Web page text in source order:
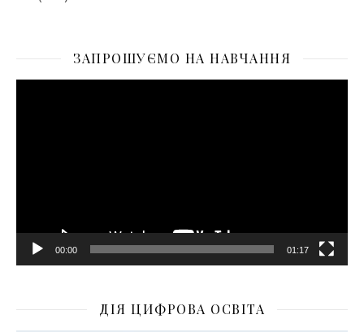
ЗАПРОШУЄМО НА НАВЧАННЯ
Відеопрогравач
00:00 01:17
ДІЯ ЦИФРОВА ОСВІТА